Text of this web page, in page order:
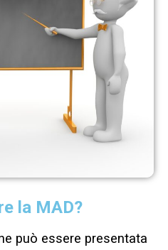
la MAD?
può essere presentata